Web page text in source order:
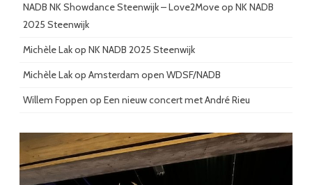
NADB NK Showdance Steenwijk – Love2Moveop NK NADB
2025 Steenwijk
Michèle Lakop NK NADB 2025 Steenwijk
Michèle Lakop Amsterdam open WDSF/NADB
Willem Foppen op Een nieuw concert met André Rieu